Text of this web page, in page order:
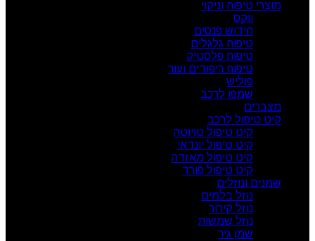
מוצרי טיפוח וניקוי
ווקס
חידוש פנסים
טיפוח גלגלים
טיפוח פלסטיק
טיפוח ריפודים ועור
פוליש
שמפו לרכב
מצברים
קיט טיפול לרכב
קיט טיפול טויוטה
קיט טיפול יונדאי
קיט טיפול מאזדה
קיט טיפול פורד
שמנים ונוזלים
נוזל בלמים
נוזל קירור
נוזל שמשות
שמן גיר